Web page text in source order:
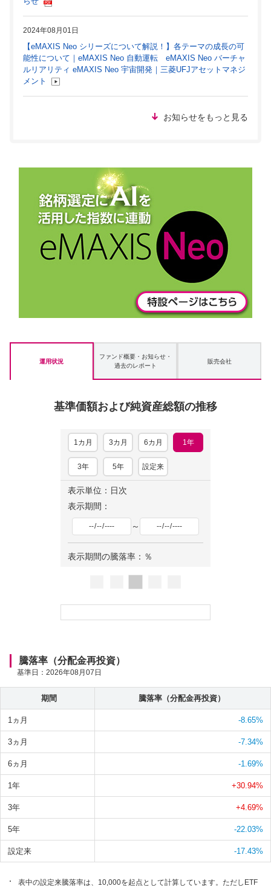
2024年08月01日
【eMAXIS Neo シリーズについて解説！】各テーマの成長の可
能性について｜eMAXIS Neo 自動運転 eMAXIS Neo バーチャ
ルリアリティ eMAXIS Neo 宇宙開発｜三菱UFJアセットマネジ
メント
お知らせをもっと見る
運用状況
ファンド概要・お知らせ・
過去のレポート
販売会社
基準価額および純資産総額の推移
1カ月 3カ月 6カ月 1年
3年 5年 設定来
表示単位：日次
表示期間：
～
表示期間の騰落率： ％
騰落率（分配金再投資）
基準日： 2026年08月07日
期間 騰落率（分配金再投資）
1ヵ月 -8.65%
3ヵ月 -7.34%
6ヵ月 -1.69%
1年 +30.94%
3年 +4.69%
5年 -22.03%
設定来 -17.43%
表中の設定来騰落率は、10,000を起点として計算しています。ただしETF